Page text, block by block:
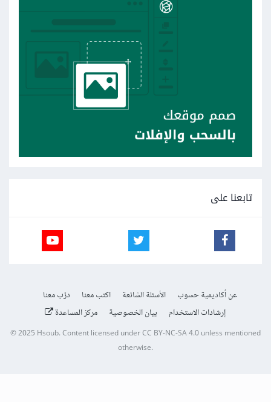
تابعنا على
عن أكاديمية حسوب الأسئلة الشائعة اكتب معنا
درّب معنا
إرشادات الاستخدام
بيان الخصوصية مركز المساعدة
© 2025 Hsoub.Content licensed underCC BY-NC-SA 4.0unless mentioned
otherwise.